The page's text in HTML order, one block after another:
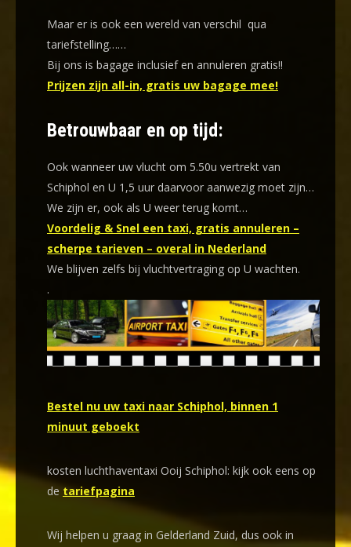
Maar er is ook een wereld van verschil qua
tariefstelling……
Bij ons is bagage inclusief en annuleren gratis!!
Prijzen zijn all-in, gratis uw bagage mee!
Betrouwbaar en op tijd:
Ook wanneer uw vlucht om 5.50u vertrekt van
Schiphol en U 1,5 uur daarvoor aanwezig moet zijn…
We zijn er, ook als U weer terug komt…
Voordelig & Snel een taxi, gratis annuleren –
scherpe tarieven – overal in Nederland
We blijven zelfs bij vluchtvertraging op U wachten.
.
Bestel nu uw taxi naar Schiphol, binnen 1
minuut geboekt
kosten luchthaventaxi Ooij Schiphol: kijk ook eens op
de tariefpagina
Wij helpen u graag in Gelderland Zuid, dus ook in